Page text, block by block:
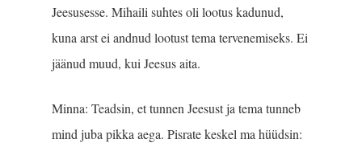
Jeesusesse. Mihaili suhtes oli lootus kadunud,
kuna arst ei andnud lootust tema tervenemiseks. Ei
jäänud muud, kui Jeesus aita.
Minna: Teadsin, et tunnen Jeesust ja tema tunneb
mind juba pikka aega. Pisrate keskel ma hüüdsin: